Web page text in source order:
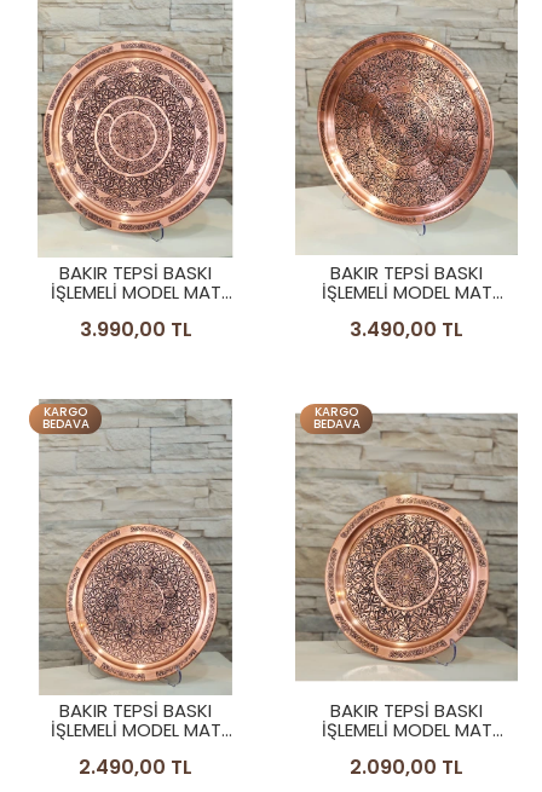
BAKIR TEPSİ BASKI
İŞLEMELİ MODEL MAT
3.990,00 TL
BAKIR TEPSİ BASKI
İŞLEMELİ MODEL MAT
3.490,00 TL
KARGO
BEDAVA
BAKIR TEPSİ BASKI
İŞLEMELİ MODEL MAT
2.490,00 TL
KARGO
BEDAVA
BAKIR TEPSİ BASKI
İŞLEMELİ MODEL MAT
2.090,00 TL